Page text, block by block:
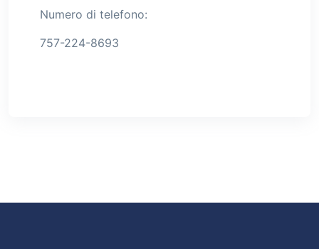
Numero di telefono:
757-224-8693